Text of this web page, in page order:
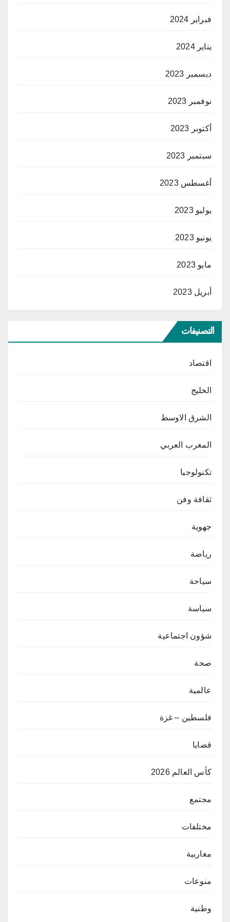
فبراير 2024
يناير 2024
ديسمبر 2023
نوفمبر 2023
أكتوبر 2023
سبتمبر 2023
أغسطس 2023
يوليو 2023
يونيو 2023
مايو 2023
أبريل 2023
التصنيفات
اقتصاد
الخليج
الشرق الاوسط
المغرب العربي
تكنولوجيا
ثقافة وفن
جهوية
رياضة
سياحة
سياسة
شؤون اجتماعية
صحة
عالمية
فلسطين – غزة
قضايا
كأس العالم 2026
مجتمع
مختلفات
مغاربية
منوعات
وطنية